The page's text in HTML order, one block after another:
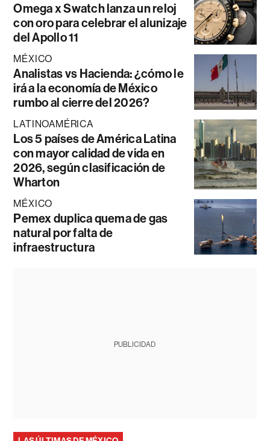
Omega x Swatch lanza un reloj
con oro para celebrar el alunizaje
del Apollo 11
MÉXICO
Analistas vs Hacienda: ¿cómo le
irá a la economía de México
rumbo al cierre del 2026?
LATINOAMÉRICA
Los 5 países de América Latina
con mayor calidad de vida en
2026, según clasificación de
Wharton
MÉXICO
Pemex duplica quema de gas
natural por falta de
infraestructura
PUBLICIDAD